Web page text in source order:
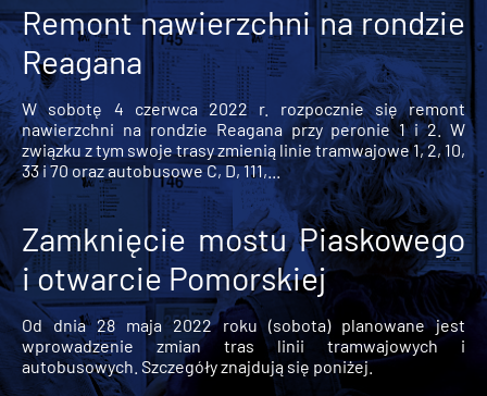
Remont nawierzchni na rondzie
Reagana
W sobotę 4 czerwca 2022 r. rozpocznie się remont
nawierzchni na rondzie Reagana przy peronie 1 i 2. W
związku z tym swoje trasy zmienią linie tramwajowe 1, 2, 10,
33 i 70 oraz autobusowe C, D, 111,...
Zamknięcie mostu Piaskowego
i otwarcie Pomorskiej
Od dnia 28 maja 2022 roku (sobota) planowane jest
wprowadzenie zmian tras linii tramwajowych i
autobusowych. Szczegóły znajdują się poniżej.